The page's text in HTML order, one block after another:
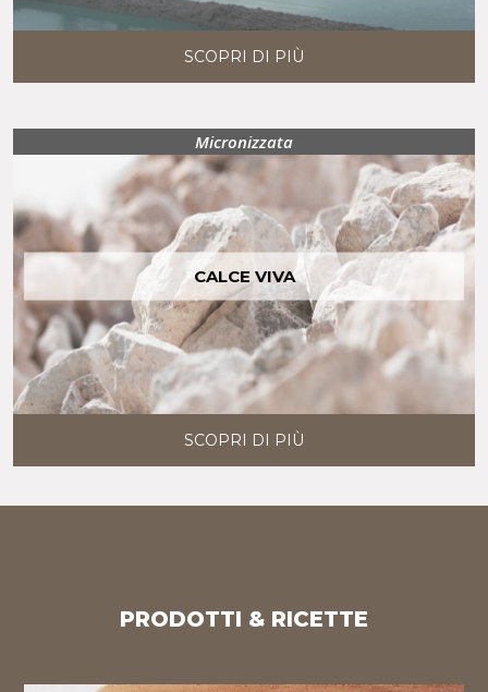
SCOPRI DI PIÙ
Micronizzata
CALCE VIVA
SCOPRI DI PIÙ
PRODOTTI & RICETTE